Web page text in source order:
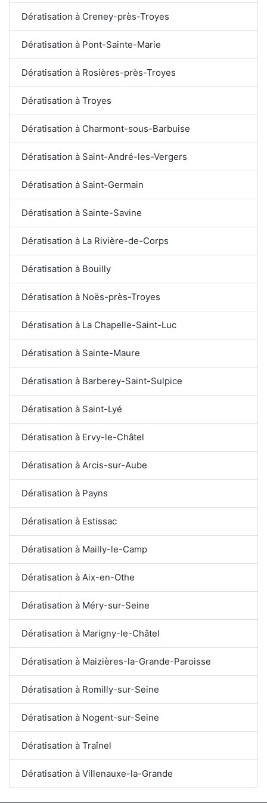
Dératisation à Creney-près-Troyes
Dératisation à Pont-Sainte-Marie
Dératisation à Rosières-près-Troyes
Dératisation à Troyes
Dératisation à Charmont-sous-Barbuise
Dératisation à Saint-André-les-Vergers
Dératisation à Saint-Germain
Dératisation à Sainte-Savine
Dératisation à La Rivière-de-Corps
Dératisation à Bouilly
Dératisation à Noës-près-Troyes
Dératisation à La Chapelle-Saint-Luc
Dératisation à Sainte-Maure
Dératisation à Barberey-Saint-Sulpice
Dératisation à Saint-Lyé
Dératisation à Ervy-le-Châtel
Dératisation à Arcis-sur-Aube
Dératisation à Payns
Dératisation à Estissac
Dératisation à Mailly-le-Camp
Dératisation à Aix-en-Othe
Dératisation à Méry-sur-Seine
Dératisation à Marigny-le-Châtel
Dératisation à Maizières-la-Grande-Paroisse
Dératisation à Romilly-sur-Seine
Dératisation à Nogent-sur-Seine
Dératisation à Traînel
Dératisation à Villenauxe-la-Grande